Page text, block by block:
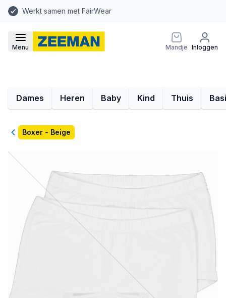
Werkt samen met FairWear
Menu Mandje Inloggen
Dames Heren Baby Kind Thuis
TerugBoxer - Beige